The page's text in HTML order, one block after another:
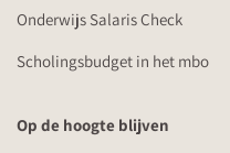
Onderwijs Salaris Check
Scholingsbudget in het mbo
Op de hoogte blijven